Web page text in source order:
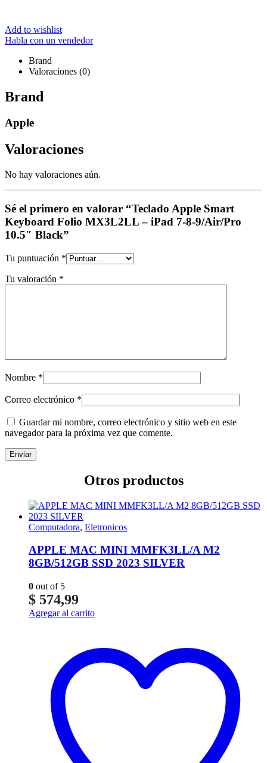
Add to wishlist
Habla con un vendedor
Brand
Valoraciones (0)
Brand
Apple
Valoraciones
No hay valoraciones aún.
Sé el primero en valorar “Teclado Apple Smart
Keyboard Folio MX3L2LL – iPad 7-8-9/Air/Pro
10.5″ Black”
Tu puntuación *
Tu valoración *
Nombre *
Correo electrónico *
Guardar mi nombre, correo electrónico y sitio web en este
navegador para la próxima vez que comente.
Otros productos
Computadora, Eletronicos
APPLE MAC MINI MMFK3LL/A M2
8GB/512GB SSD 2023 SILVER
0 out of 5
$ 574,99
Agregar al carrito